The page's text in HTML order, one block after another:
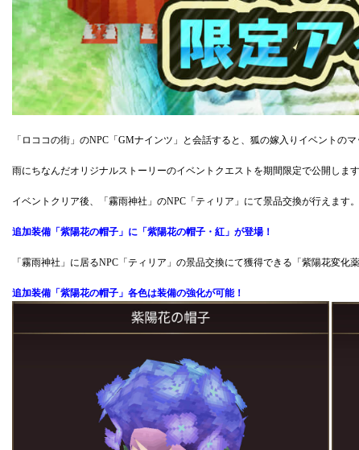
「ロココの街」のNPC「GMナインツ」と会話すると、狐の嫁入りイベントのマ
雨にちなんだオリジナルストーリーのイベントクエストを期間限定で公開しま
イベントクリア後、「霧雨神社」のNPC「ティリア」にて景品交換が行えま
追加装備「紫陽花の帽子」に「紫陽花の帽子・紅」が登場！
「霧雨神社」に居るNPC「ティリア」の景品交換にて獲得できる「紫陽花変
追加装備「紫陽花の帽子」各色は装備の強化が可能！